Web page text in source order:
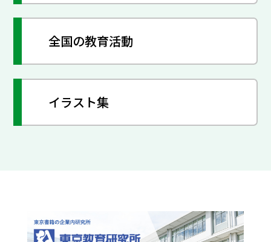
全国の教育活動
イラスト集